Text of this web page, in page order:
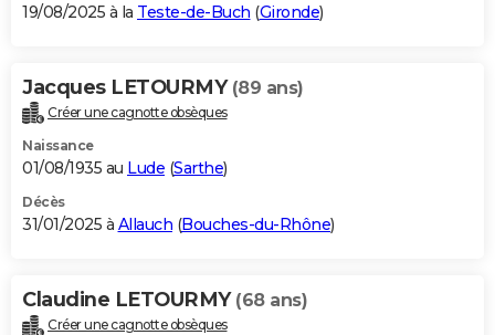
19/08/2025 à la Teste-de-Buch (Gironde)
Jacques LETOURMY (89 ans)
Créer une cagnotte obsèques
Naissance
01/08/1935 au Lude (Sarthe)
Décès
31/01/2025 à Allauch (Bouches-du-Rhône)
Claudine LETOURMY (68 ans)
Créer une cagnotte obsèques